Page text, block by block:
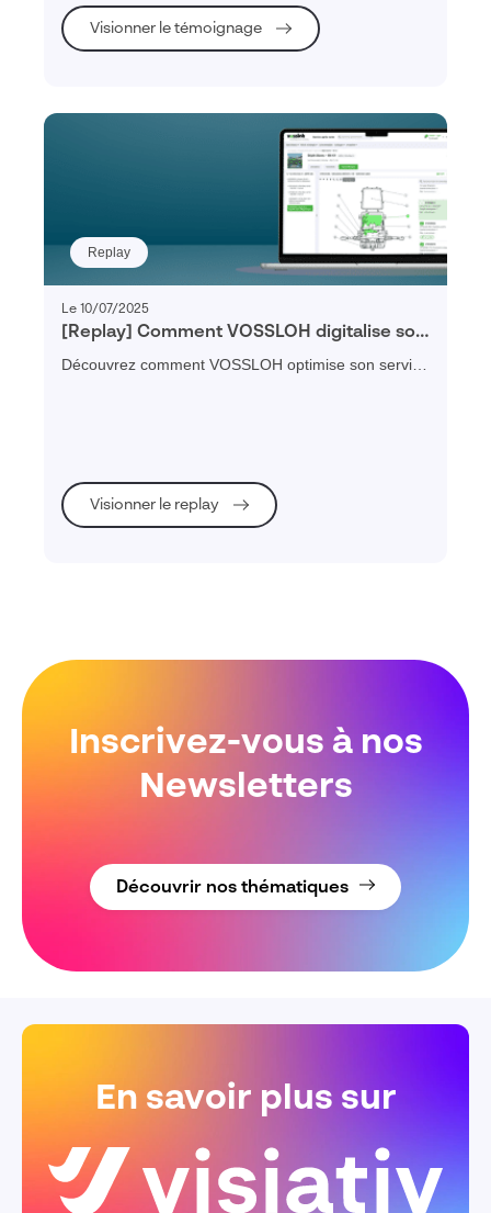
Visionner le témoignage
Replay
Le 10/07/2025
[Replay] Comment VOSSLOH digitalise son
service client au profit de la mobilité verte
Découvrez comment VOSSLOH optimise son service
Visionner le replay
Inscrivez-vous à nos
Newsletters
Découvrir nos thématiques
En savoir plus sur